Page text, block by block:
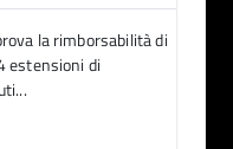
la rimborsabilità di
estensioni di